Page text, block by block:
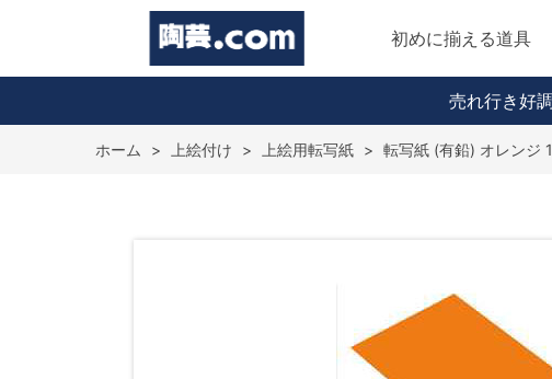
初めに揃える道具
売れ行き好
ホーム > 上絵付け > 上絵用転写紙 > 転写紙 (有鉛) オレンジ